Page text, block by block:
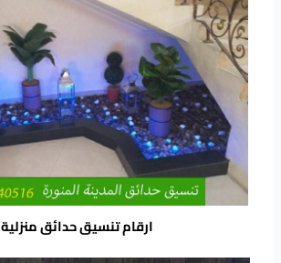
ارقام تنسيق حدائق منزلية